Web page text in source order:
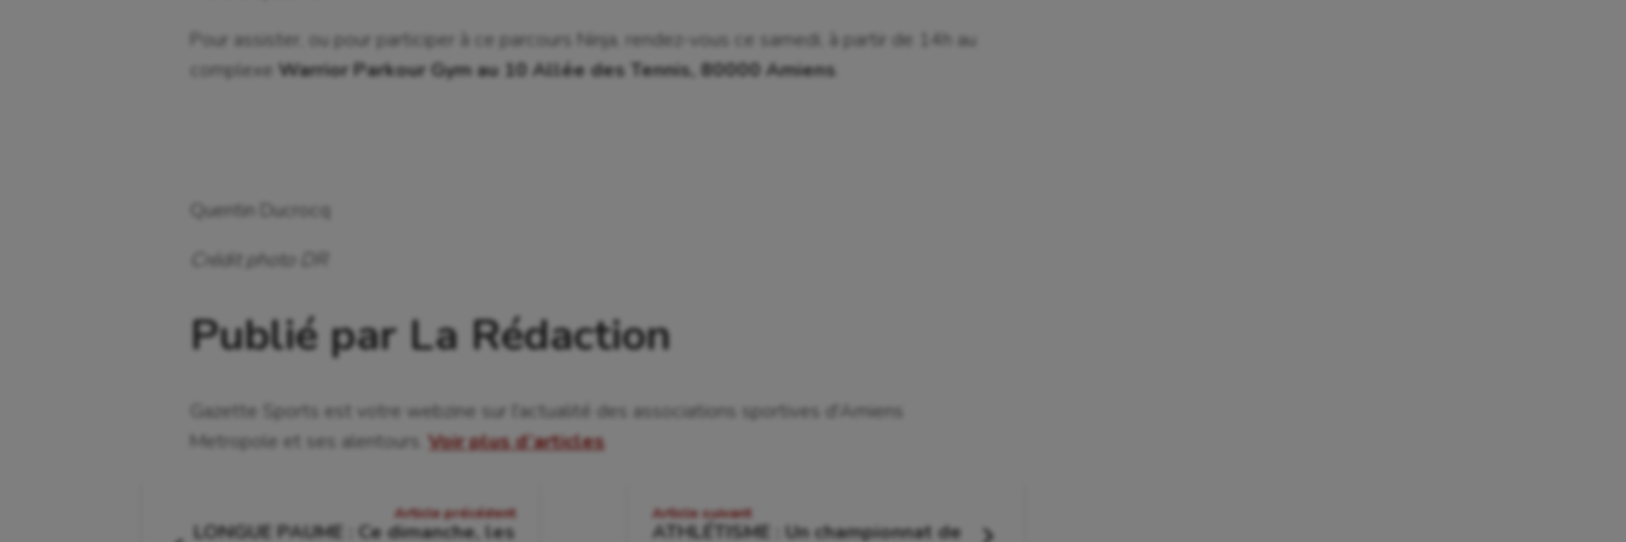
Pour assister, ou pour participer à ce parcours Ninja, rendez-vous ce samedi, à partir de 14h au
complexe Warrior Parkour Gym au 10 Allée des Tennis, 80000 Amiens
Quentin Ducrocq
Crédit photo DR
Publié par La Rédaction
Gazette Sports est votre webzine sur l'actualité des associations sportives d'Amiens
Metropole et ses alentours. Voir plus d’articles
Article précédent
LONGUE PAUME : Ce dimanche, les
Article suivant
ATHLÉTISME : Un championnat de